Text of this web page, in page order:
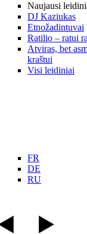
Naujausi
DJ Kaziukas
Etnožadintuvai
Ratilio – ratui
Atviras, bet
kraštui
Visi leidiniai
FR
DE
RU